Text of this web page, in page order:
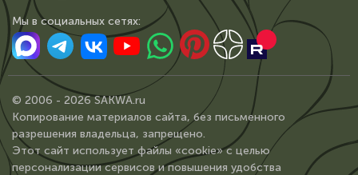
Мы в сoциальных сетях:
© 2006 - 2026 SAKWA.ru
Копирование материалов сайта, без письменного
разрешения владельца, запрещено.
Этот сайт использует файлы «cookie» с целью
персонализации сервисов и повышения удобства